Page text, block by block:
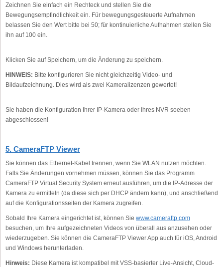
Zeichnen Sie einfach ein Rechteck und stellen Sie die
Bewegungsempfindlichkeit ein. Für bewegungsgesteuerte Aufnahmen
belassen Sie den Wert bitte bei 50; für kontinuierliche Aufnahmen stellen Sie
ihn auf 100 ein.
Klicken Sie auf Speichern, um die Änderung zu speichern.
HINWEIS: Bitte konfigurieren Sie nicht gleichzeitig Video- und
Bildaufzeichnung. Dies wird als zwei Kameralizenzen gewertet!
Sie haben die Konfiguration Ihrer IP-Kamera oder Ihres NVR soeben
abgeschlossen!
5. CameraFTP Viewer
Sie können das Ethernet-Kabel trennen, wenn Sie WLAN nutzen möchten.
Falls Sie Änderungen vornehmen müssen, können Sie das Programm
CameraFTP Virtual Security System erneut ausführen, um die IP-Adresse der
Kamera zu ermitteln (da diese sich per DHCP ändern kann), und anschließend
auf die Konfigurationsseiten der Kamera zugreifen.
Sobald Ihre Kamera eingerichtet ist, können Sie www.cameraftp.com
besuchen, um Ihre aufgezeichneten Videos von überall aus anzusehen oder
wiederzugeben. Sie können die CameraFTP Viewer App auch für iOS, Android
und Windows herunterladen.
Hinweis: Diese Kamera ist kompatibel mit VSS-basierter Live-Ansicht, Cloud-